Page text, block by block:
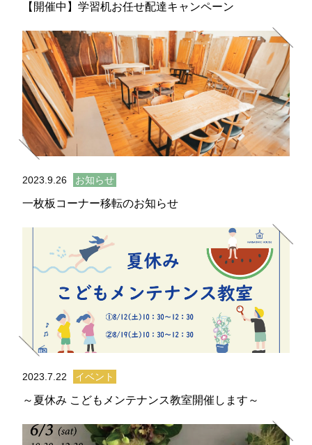
【開催中】学習机お任せ配達キャンペーン
2023.9.26 お知らせ
一枚板コーナー移転のお知らせ
2023.7.22 イベント
～夏休み こどもメンテナンス教室開催します～